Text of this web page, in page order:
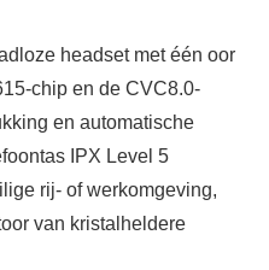
headset met één oor
chip en de CVC8.0-
en automatische
IPX Level 5
rij- of werkomgeving,
van kristalheldere